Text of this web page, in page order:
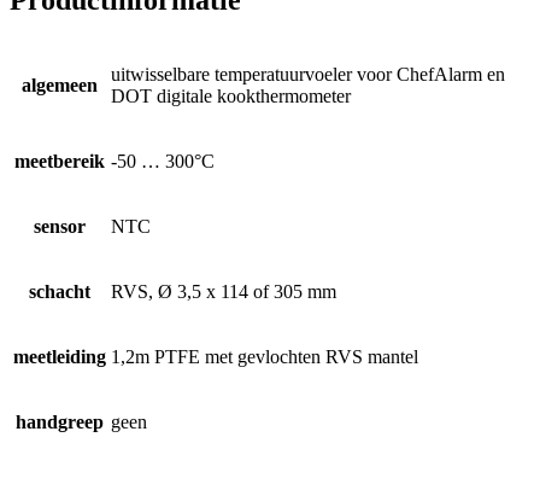
algemeen
uitwisselbare temperatuurvoeler voor ChefAlarm en
DOT digitale kookthermometer
meetbereik -50 … 300°C
sensor NTC
schacht RVS, Ø 3,5 x 114 of 305 mm
meetleiding 1,2m PTFE met gevlochten RVS mantel
handgreep geen